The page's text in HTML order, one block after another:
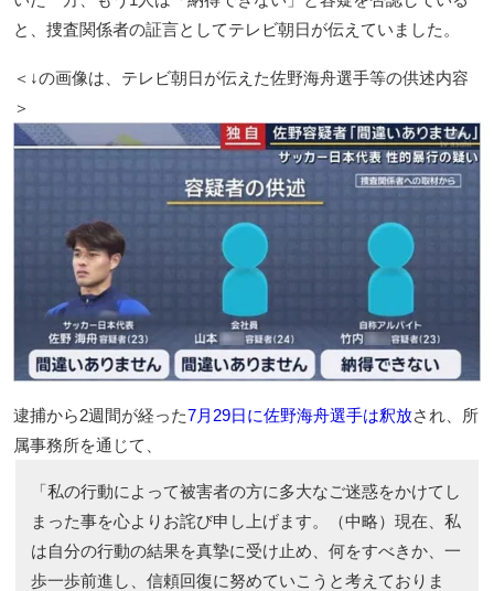
と、捜査関係者の証言としてテレビ朝日が伝えていました。
＜↓の画像は、テレビ朝日が伝えた佐野海舟選手等の供述内容
＞
逮捕から2週間が経った7月29日に佐野海舟選手は釈放され、所
属事務所を通じて、
「私の行動によって被害者の方に多大なご迷惑をかけてし
まった事を心よりお詫び申し上げます。（中略）現在、私
は自分の行動の結果を真摯に受け止め、何をすべきか、一
歩一歩前進し、信頼回復に努めていこうと考えておりま